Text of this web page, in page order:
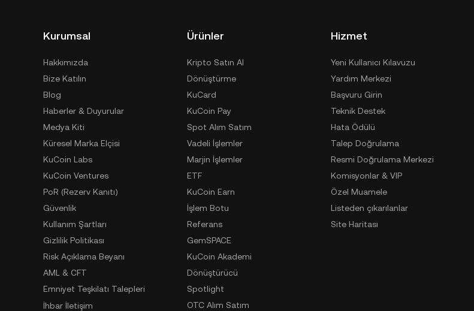
Kurumsal
Hakkımızda
Bize Katılın
Blog
Haberler & Duyurular
Medya Kiti
Küresel Marka Elçisi
KuCoin Labs
KuCoin Ventures
PoR (Rezerv Kanıtı)
Güvenlik
Kullanım Şartları
Gizlilik Politikası
Risk Açıklama Beyanı
AML & CFT
Emniyet Teşkilatı Talepleri
İhbar İletişim
Ürünler
Kripto Satın Al
Dönüştürme
KuCard
KuCoin Pay
Spot Alım Satım
Vadeli İşlemler
Marjin İşlemler
ETF
KuCoin Earn
İşlem Botu
Referans
GemSPACE
KuCoin Akademi
Dönüştürücü
Spotlight
OTC Alım Satım
Hizmet
Yeni Kullanıcı Kılavuzu
Yardım Merkezi
Başvuru Girin
Teknik Destek
Hata Ödülü
Talep Doğrulama
Resmi Doğrulama Merkezi
Komisyonlar & VIP
Özel Muamele
Listeden çıkarılanlar
Site Haritası